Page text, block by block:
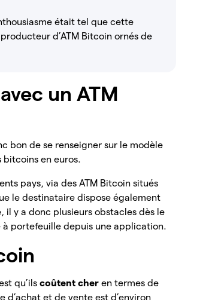
était tel que cette
d’ATM Bitcoin ornés de
un ATM
bon de se renseigner sur le modèle
bitcoins en euros.
pays, via des ATM Bitcoin situés
le destinataire dispose également
il y a donc plusieurs obstacles dès le
portefeuille depuis une application.
qu’ilscoûtent cher en termes de
d’achat et de vente est d’environ